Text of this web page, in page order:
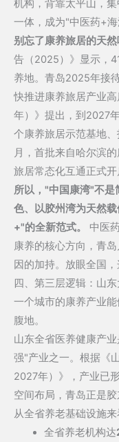
机构，背靠太平山，
一体，成为"中医药+海
别忘了康养旅居的天然
告（2025）》显示，
养地。青岛2025年接
快推进康养旅居产业
年）》提出，到2027
个康养旅居示范基地
月，首批来自哈尔滨
旅居常态化互通正式开
所以，"中国康湾"不
色、以胶州湾为天然
+"的全新范式。
中医
康养的核心方向，青
因的加持。放眼全国
四、第三层逻辑：山
一个城市的康养产业
腹地。
山东全省医养健康产
强"产业之一。根据《
2027年）》，产业已
空间布局，青岛正是胶
从全省养老基础设施来
全省养老机构达